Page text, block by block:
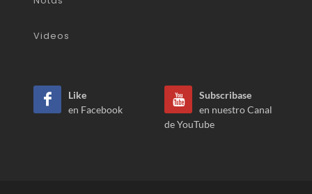
Videos
Like
en Facebook
Subscribase
en nuestro Canal
de YouTube